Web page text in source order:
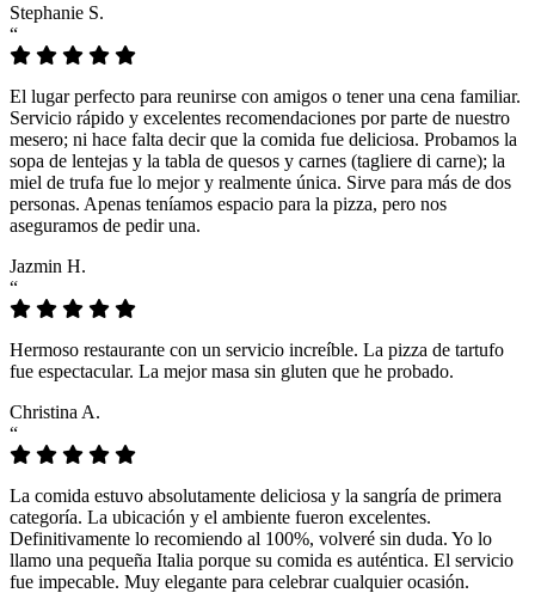
Stephanie S.
“
El lugar perfecto para reunirse con amigos o tener una cena familiar.
Servicio rápido y excelentes recomendaciones por parte de nuestro
mesero; ni hace falta decir que la comida fue deliciosa. Probamos la
sopa de lentejas y la tabla de quesos y carnes (tagliere di carne); la
miel de trufa fue lo mejor y realmente única. Sirve para más de dos
personas. Apenas teníamos espacio para la pizza, pero nos
aseguramos de pedir una.
Jazmin H.
“
Hermoso restaurante con un servicio increíble. La pizza de tartufo
fue espectacular. La mejor masa sin gluten que he probado.
Christina A.
“
La comida estuvo absolutamente deliciosa y la sangría de primera
categoría. La ubicación y el ambiente fueron excelentes.
Definitivamente lo recomiendo al 100%, volveré sin duda. Yo lo
llamo una pequeña Italia porque su comida es auténtica. El servicio
fue impecable. Muy elegante para celebrar cualquier ocasión.